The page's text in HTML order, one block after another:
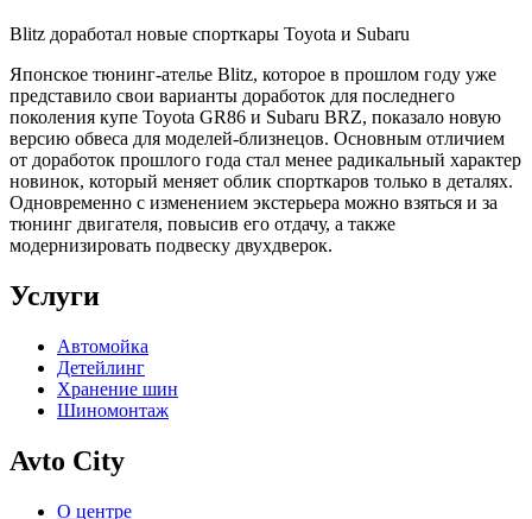
Blitz доработал новые спорткары Toyota и Subaru
Японское тюнинг-ателье Blitz, которое в прошлом году уже
представило свои варианты доработок для последнего
поколения купе Toyota GR86 и Subaru BRZ, показало новую
версию обвеса для моделей-близнецов. Основным отличием
от доработок прошлого года стал менее радикальный характер
новинок, который меняет облик спорткаров только в деталях.
Одновременно с изменением экстерьера можно взяться и за
тюнинг двигателя, повысив его отдачу, а также
модернизировать подвеску двухдверок.
Услуги
Автомойка
Детейлинг
Хранение шин
Шиномонтаж
Avto City
О центре